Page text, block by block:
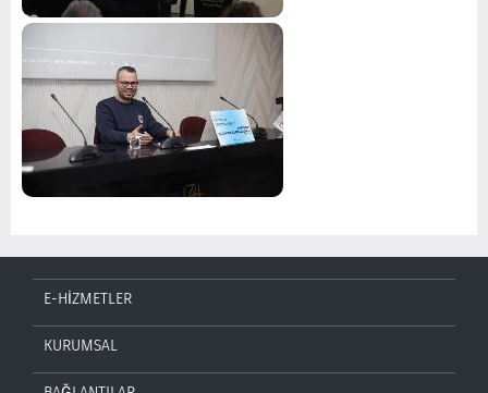
E-HİZMETLER
KURUMSAL